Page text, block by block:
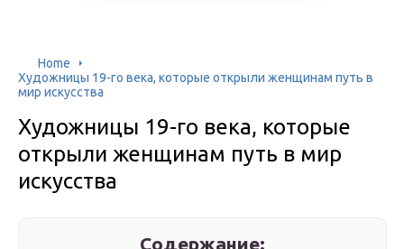
Home
Художницы 19-го века, которые открыли женщинам путь в
мир искусства
Художницы 19-го века, которые
открыли женщинам путь в мир
искусства
Содержание: